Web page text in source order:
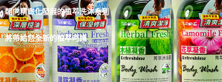
朝向精緻化發展的植萃洗沐系列
將帶給您全新的植萃呵護